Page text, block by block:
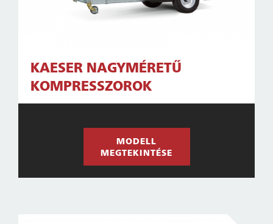
KAESER NAGYMÉRETŰ
KOMPRESSZOROK
MODELL
MEGTEKINTÉSE